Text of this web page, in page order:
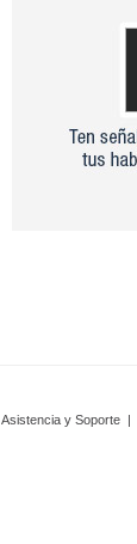
Asistencia y Soporte |